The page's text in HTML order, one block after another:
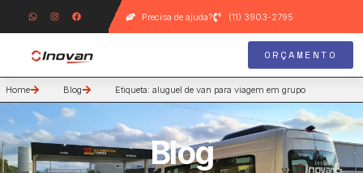
Precisa de ajuda? (11) 3903-2795
ORÇAMENTO
Home Blog Etiqueta: aluguel de van para viagem em grupo
Blog